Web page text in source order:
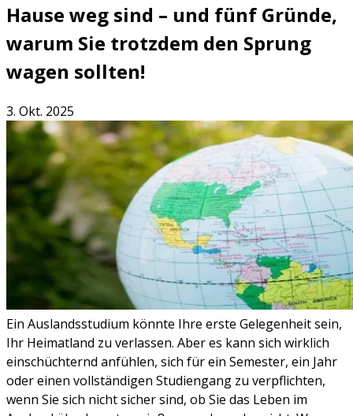
Hause weg sind – und fünf Gründe,
warum Sie trotzdem den Sprung
wagen sollten!
3. Okt. 2025
Ein Auslandsstudium könnte Ihre erste Gelegenheit sein,
Ihr Heimatland zu verlassen. Aber es kann sich wirklich
einschüchternd anfühlen, sich für ein Semester, ein Jahr
oder einen vollständigen Studiengang zu verpflichten,
wenn Sie sich nicht sicher sind, ob Sie das Leben im